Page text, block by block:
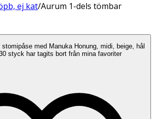
ej kat/Aurum 1-dels tömbar
med Manuka Honung, midi, beige, hål
styck har tagits bort från mina favoriter